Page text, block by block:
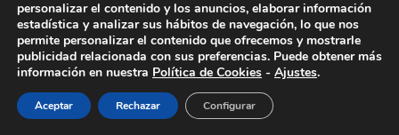
Todos los derechos reservados. 2024.
Aviso legal Cookies Privacidad
personalizar el contenido y los anuncios, elaborar información
estadística y analizar sus hábitos de navegación, lo que nos
permite personalizar el contenido que ofrecemos y mostrarle
publicidad relacionada con sus preferencias. Puede obtener más
información en nuestra Política de Cookies - Ajustes.
Aceptar Rechazar Configurar